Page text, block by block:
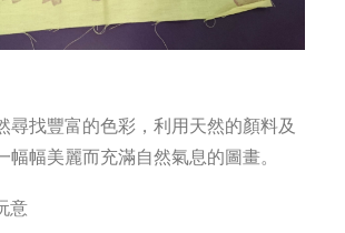
尋找豐富的色彩，利用天然的顏料及
幅幅美麗而充滿自然氣息的圖畫。
意